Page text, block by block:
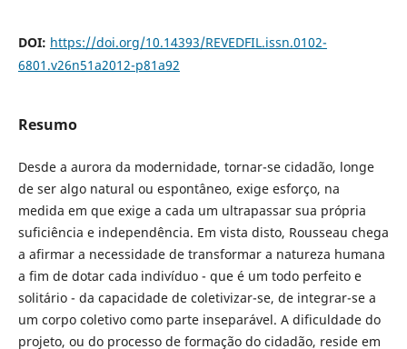
DOI: https://doi.org/10.14393/REVEDFIL.issn.0102-
6801.v26n51a2012-p81a92
Resumo
Desde a aurora da modernidade, tornar-se cidadão, longe
de ser algo natural ou espontâneo, exige esforço, na
medida em que exige a cada um ultrapassar sua própria
suficiência e independência. Em vista disto, Rousseau chega
a afirmar a necessidade de transformar a natureza humana
a fim de dotar cada indivíduo - que é um todo perfeito e
solitário - da capacidade de coletivizar-se, de integrar-se a
um corpo coletivo como parte inseparável. A dificuldade do
projeto, ou do processo de formação do cidadão, reside em